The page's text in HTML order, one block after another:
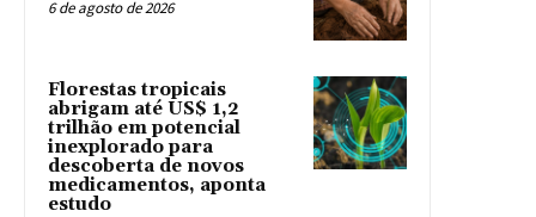
6 de agosto de 2026
Florestas tropicais
abrigam até US$ 1,2
trilhão em potencial
inexplorado para
descoberta de novos
medicamentos, aponta
estudo